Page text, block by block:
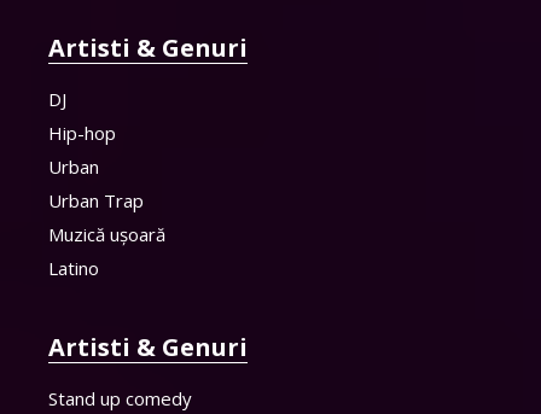
Artisti & Genuri
DJ
Hip-hop
Urban
Urban Trap
Muzică ușoară
Latino
Artisti & Genuri
Stand up comedy